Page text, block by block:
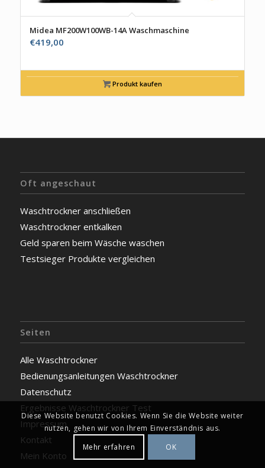
Midea MF200W100WB-14A Waschmaschine
€419,00
Produkt kaufen
Oft angeschaut
Waschtrockner anschließen
Waschtrockner entkalken
Geld sparen beim Wäsche waschen
Testsieger Produkte vergleichen
Seiten
Alle Waschtrockner
Bedienungsanleitungen Waschtrockner
Datenschutz
Ergebnisse Waschtrockner Test
Impressum
Kontakt
Mein Konto
Diese Website benutzt Cookies. Wenn Sie die Website weiter
nutzen, gehen wir von Ihrem Einverständnis aus.
Mehr erfahren
OK